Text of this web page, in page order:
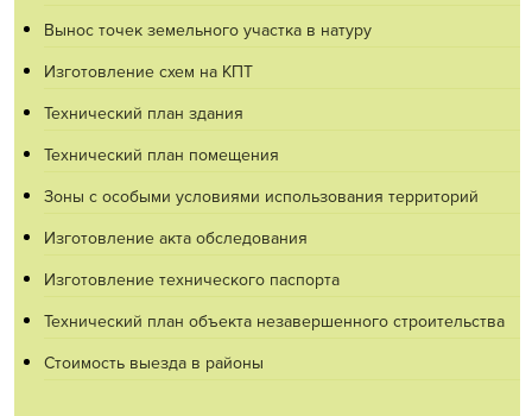
Вынос точек земельного участка в натуру
Изготовление схем на КПТ
Технический план здания
Технический план помещения
Зоны с особыми условиями использования территорий
Изготовление акта обследования
Изготовление технического паспорта
Технический план объекта незавершенного строительства
Стоимость выезда в районы